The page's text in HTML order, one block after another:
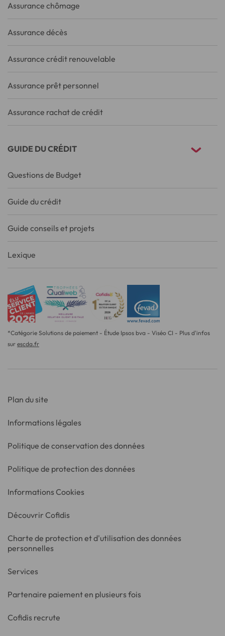
Assurance chômage
Assurance décès
Assurance crédit renouvelable
Assurance prêt personnel
Assurance rachat de crédit
GUIDE DU CRÉDIT
Questions de Budget
Guide du crédit
Guide conseils et projets
Lexique
*Catégorie Solutions de paiement - Étude Ipsos bva - Viséo CI - Plus d'infos
sur escda.fr
Plan du site
Informations légales
Politique de conservation des données
Politique de protection des données
Informations Cookies
Découvrir Cofidis
Charte de protection et d'utilisation des données
personnelles
Services
Partenaire paiement en plusieurs fois
Cofidis recrute